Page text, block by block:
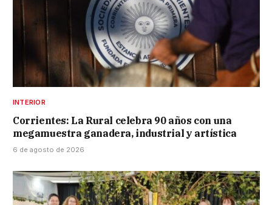
INTERIOR
Corrientes: La Rural celebra 90 años con una
megamuestra ganadera, industrial y artística
6 de agosto de 2026